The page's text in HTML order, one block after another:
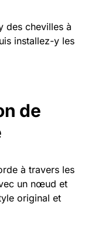
des chevilles à
installez-y les
de
à travers les
un nœud et
original et